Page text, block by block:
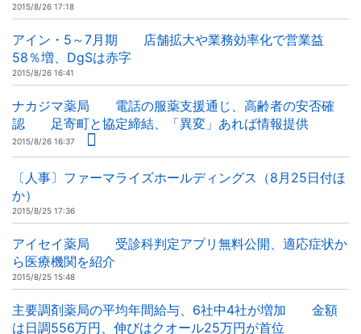
2015/8/26 17:18
アイン・5～7月期 店舗拡大や業務効率化で営業益
58％増、DgSは赤字
2015/8/26 16:41
ナカジマ薬局 電話の服薬支援通じ、高齢者の安否確
認 足寄町と協定締結、「異変」あれば情報提供
2015/8/26 16:37
〔人事〕ファーマライズホールディングス（8月25日付ほ
か）
2015/8/25 17:36
アイセイ薬局 受診科判定アプリ無料公開、適応症状か
ら医療機関を紹介
2015/8/25 15:48
主要調剤薬局の平均年間給与、6社中4社が増加 金額
は日調556万円、伸びはクオール25万円が首位